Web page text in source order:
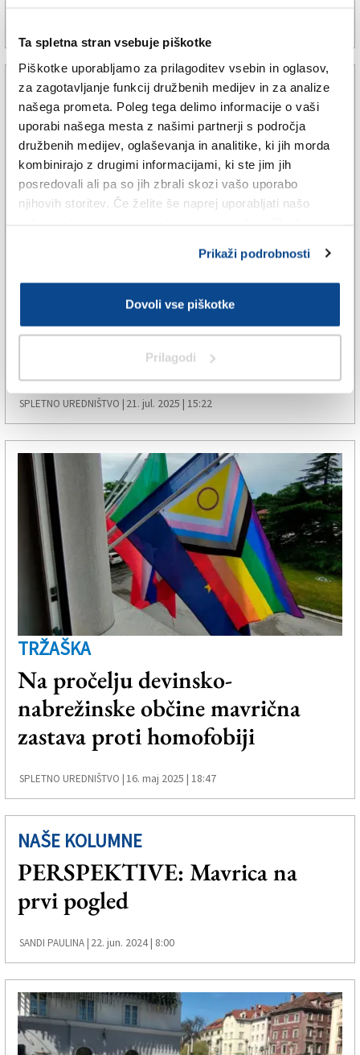
Ta spletna stran vsebuje piškotke
Piškotke uporabljamo za prilagoditev vsebin in oglasov,
za zagotavljanje funkcij družbenih medijev in za analize
našega prometa. Poleg tega delimo informacije o vaši
uporabi našega mesta z našimi partnerji s področja
družbenih medijev, oglaševanja in analitike, ki jih morda
kombinirajo z drugimi informacijami, ki ste jim jih
posredovali ali pa so jih zbrali skozi vašo uporabo
njihovih storitev. Če želite še naprej uporabljati našo
Prikaži podrobnosti
Dovoli vse piškotke
Prilagodi
Starševski dopust tudi za drugo
mamo v istospolnih materinskih
SPLETNO UREDNIŠTVO | 21. jul. 2025 | 15:22
TRŽAŠKA
Na pročelju devinsko-
nabrežinske občine mavrična
zastava proti homofobiji
SPLETNO UREDNIŠTVO |16. maj 2025 | 18:47
NAŠE KOLUMNE
PERSPEKTIVE: Mavrica na
prvi pogled
SANDI PAULINA | 22. jun. 2024 | 8:00